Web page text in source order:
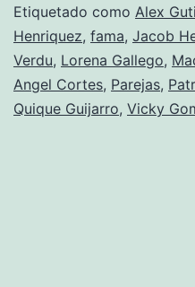
Vicky
Etiquetado como Alex
Henriquez, fama, Jacob
Verdu, Lorena Gallego,
Angel Cortes, Parejas,
Quique Guijarro, Vicky